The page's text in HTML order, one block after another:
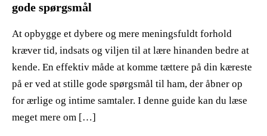
gode spørgsmål
At opbygge et dybere og mere meningsfuldt forhold
kræver tid, indsats og viljen til at lære hinanden bedre at
kende. En effektiv måde at komme tættere på din kæreste
på er ved at stille gode spørgsmål til ham, der åbner op
for ærlige og intime samtaler. I denne guide kan du læse
meget mere om […]